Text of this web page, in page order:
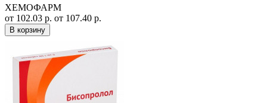
ХЕМОФАРМ
от 102.03 р. от 107.40 р.
В корзину